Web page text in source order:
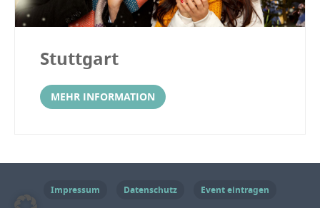
Stuttgart
MEHR INFORMATION
Impressum Datenschutz Event eintragen